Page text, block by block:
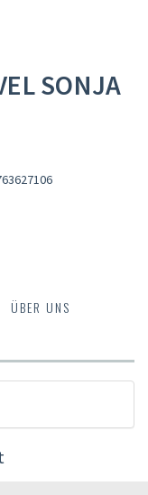
SONJA
ÜBER UNS